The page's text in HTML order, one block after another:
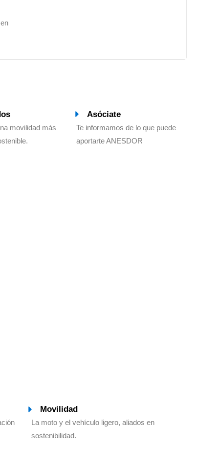
movilidad más
Asóciate
Te informamos de lo que puede
aportarte ANESDOR
Movilidad
La moto y el vehículo ligero, aliados en
sostenibilidad.